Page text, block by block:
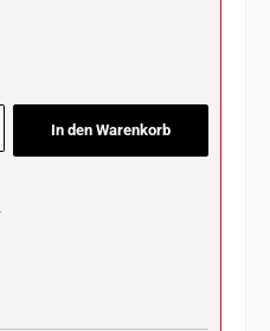
Wert ein oder benutze die Schaltflächen
In den Warenkorb